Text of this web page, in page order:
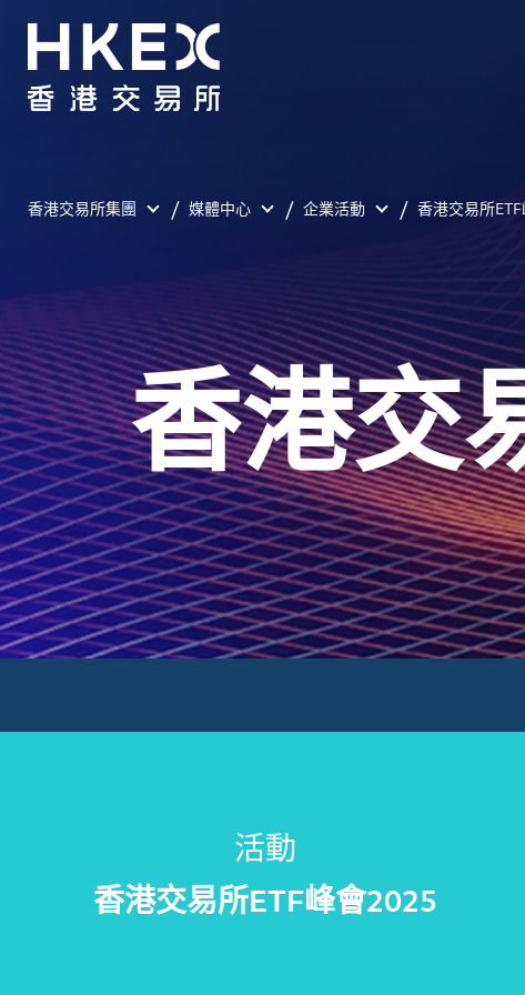
香港交易所集團 媒體中心 企業活動 香港交易所
香港交
活動
香港交易所ETF峰會2025